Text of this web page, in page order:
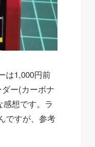
は1,000円前
ー(カーボナ
想です。ラ
ですが、参考